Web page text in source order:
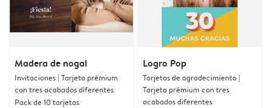
Madera de nogal
Invitaciones | Tarjeta prémium
con tres acabados diferentes
Pack de 10 tarjetas
Logro Pop
Tarjetas de agradecimiento |
Tarjeta prémium con tres
acabados diferentes